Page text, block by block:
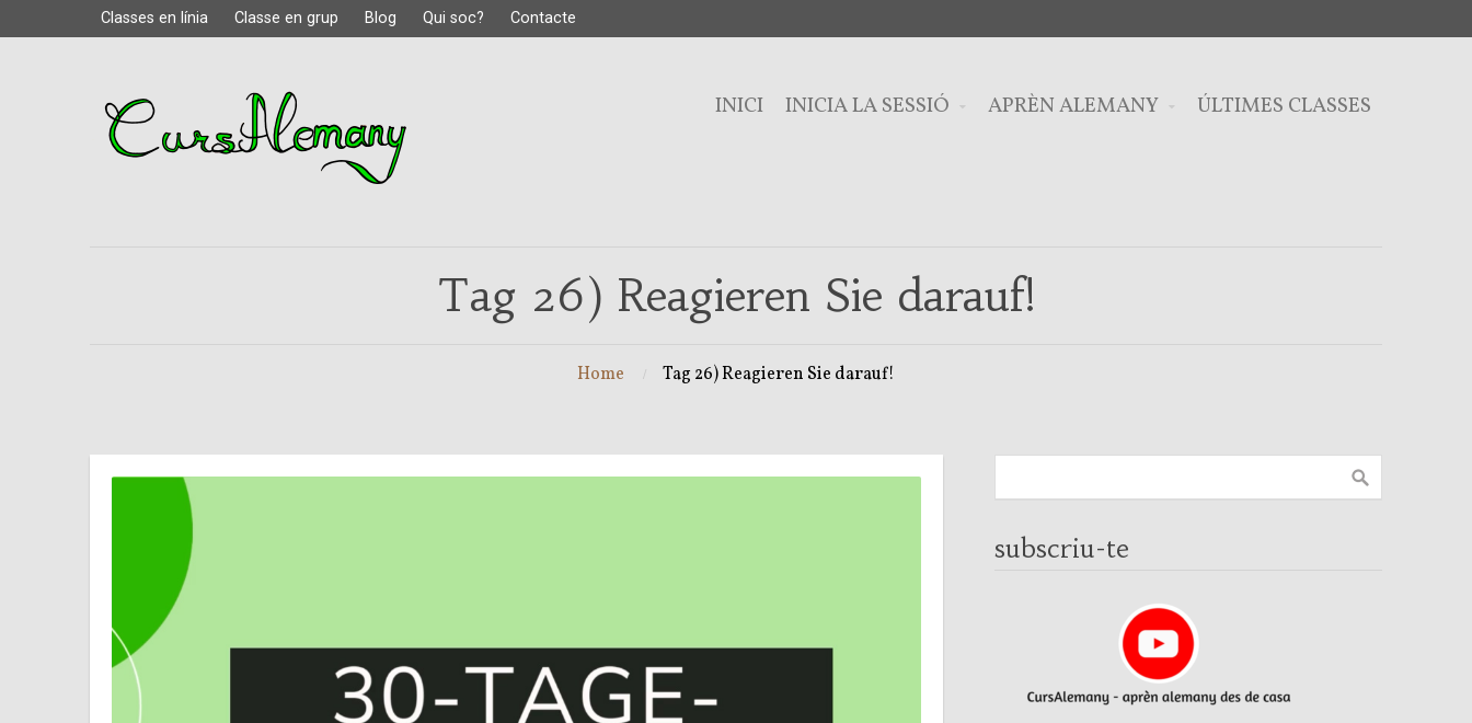
Classes en línia Classe en grup Blog Qui soc? Contacte
INICI INICIA LA SESSIÓ APRÈN ALEMANY ÚLTIMES CLASSES
Tag 26) Reagieren Sie darauf!
Home Tag 26) Reagieren Sie darauf!
subscriu-te